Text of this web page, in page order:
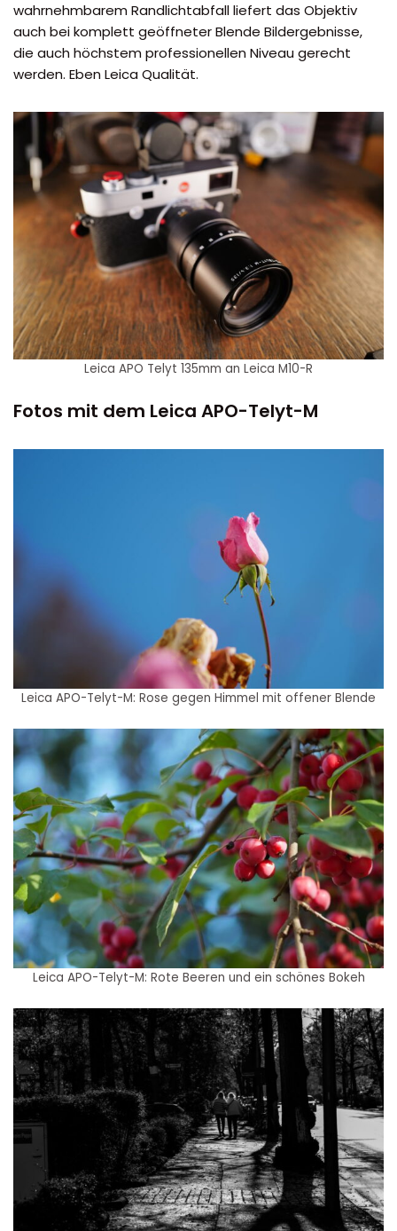
wahrnehmbarem Randlichtabfall liefert das Objektiv
auch bei komplett geöffneter Blende Bildergebnisse,
die auch höchstem professionellen Niveau gerecht
werden. Eben Leica Qualität.
Leica APO Telyt 135mm an Leica M10-R
Fotos mit dem Leica APO-Telyt-M
Leica APO-Telyt-M: Rose gegen Himmel mit offener Blende
Leica APO-Telyt-M: Rote Beeren und ein schönes Bokeh